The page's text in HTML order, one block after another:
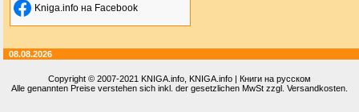
Kniga.info на Facebook
08.08.2026
Copyright © 2007-2021 KNIGA.info , KNIGA.info | Книги на русском
Alle genannten Preise verstehen sich inkl. der gesetzlichen MwSt zzgl. Versandkosten.